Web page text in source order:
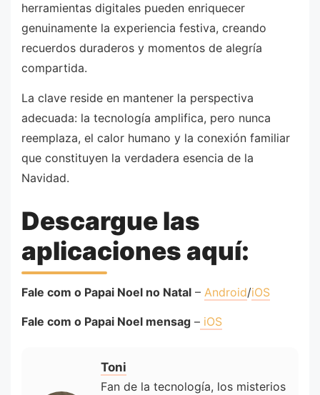
herramientas digitales pueden enriquecer
genuinamente la experiencia festiva, creando
recuerdos duraderos y momentos de alegría
compartida.
La clave reside en mantener la perspectiva
adecuada: la tecnología amplifica, pero nunca
reemplaza, el calor humano y la conexión familiar
que constituyen la verdadera esencia de la
Navidad.
Descargue las
aplicaciones aquí:
Fale com o Papai Noel no Natal – Android/iOS
Fale com o Papai Noel mensag – iOS
Toni
Fan de la tecnología, los misterios